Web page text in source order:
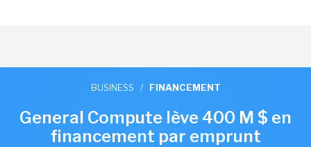
BUSINESS / FINANCEMENT
General Compute lève 400 M $ en
financement par emprunt